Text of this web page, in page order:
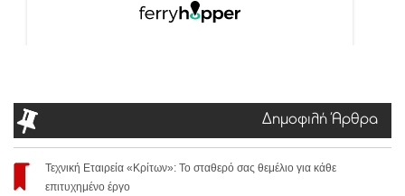
Δημοφιλή Άρθρα
Τεχνική Εταιρεία «Κρίτων»: Το σταθερό σας θεμέλιο για κάθε
επιτυχημένο έργο